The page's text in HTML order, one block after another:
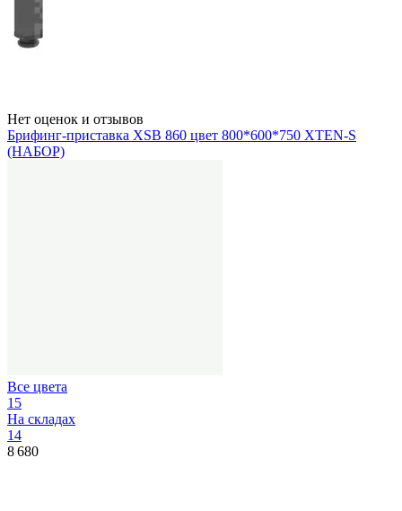
Нет оценок и отзывов
Брифинг-приставка XSB 860 цвет 800*600*750 XTEN-S
(НАБОР)
Все цвета
15
На складах
14
8 680